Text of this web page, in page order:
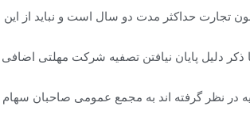
انحلال و تصفیه در قانون تجارت حداکثر مدت دو سال است و نباید از این
ذکر دلیل پایان نیافتن تصفیه شرکت مهلتی اضافی
در نظر گرفته اند به مجمع عمومی صاحبان سهام